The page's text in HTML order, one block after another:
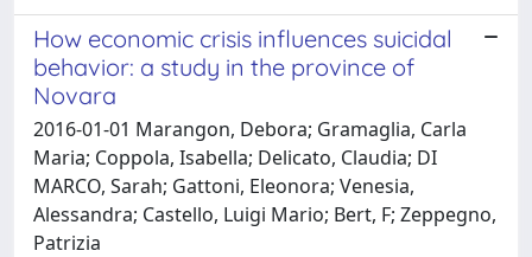
How economic crisis influences suicidal
behavior: a study in the province of
Novara
2016-01-01 Marangon, Debora; Gramaglia, Carla
Maria; Coppola, Isabella; Delicato, Claudia; DI
MARCO, Sarah; Gattoni, Eleonora; Venesia,
Alessandra; Castello, Luigi Mario; Bert, F; Zeppegno,
Patrizia